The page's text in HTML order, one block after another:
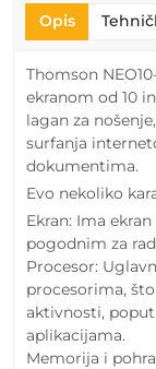
Opis
Thomson
ekranom od 10
lagan za
surfanja
dokumentima.
Evo nekoliko
Ekran: Ima
pogodnim za
Procesor:
procesorima,
aktivnosti,
aplikacijama.
Memorija i